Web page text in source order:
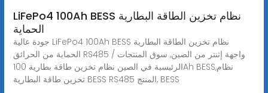
LiFePo4 100Ah BESS نظام تخزين الطاقة البطارية
الحماية
جودة عالية LiFePo4 100Ah BESS نظام تخزين الطاقة البطارية
الحماية من الحرائق RS485 / واجهة إثنتر من الصين, سوق المنتجات
الرئيسية في الصين نظام تخزين طاقة بطارية 100Ah BESS,نظام
تخزين طاقة البطارية BESS RS485 المنتج, BESS